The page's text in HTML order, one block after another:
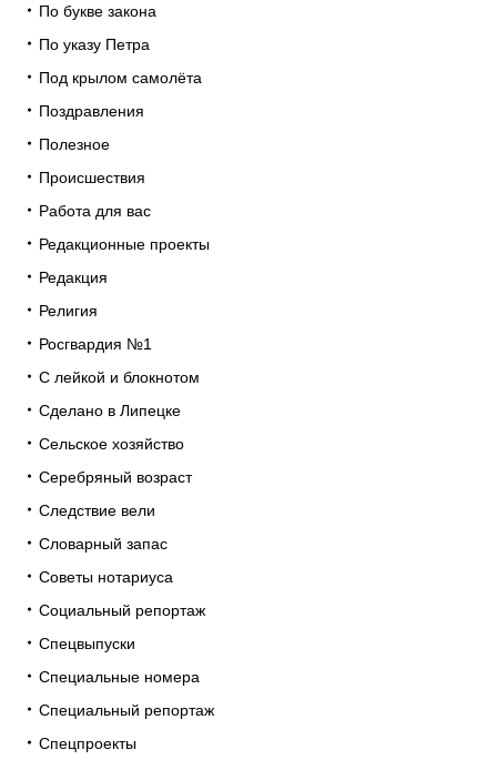
По букве закона
По указу Петра
Под крылом самолёта
Поздравления
Полезное
Происшествия
Работа для вас
Редакционные проекты
Редакция
Религия
Росгвардия №1
С лейкой и блокнотом
Сделано в Липецке
Сельское хозяйство
Серебряный возраст
Следствие вели
Словарный запас
Советы нотариуса
Социальный репортаж
Спецвыпуски
Специальные номера
Специальный репортаж
Спецпроекты